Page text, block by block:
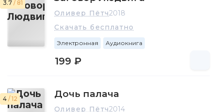
3.7 / 81
Оливер Пётч2018
Скачать бесплатно
Электронная Аудиокнига
199 ₽
4 / 12 Дочь палача
Оливер Пётч2014